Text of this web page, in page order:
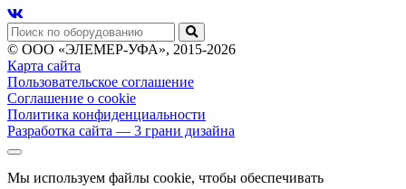
© ООО «ЭЛЕМЕР-УФА», 2015-2026
Карта сайта
Пользовательское соглашение
Соглашение о cookie
Политика конфиденциальности
Разработка сайта — 3 грани дизайна
Мы используем файлы cookie, чтобы обеспечивать